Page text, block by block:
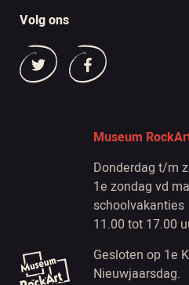
Volg ons
Museum
Donderdag t/m
1e zondag vd
schoolvakanties
11.00 tot 17.00
Gesloten op 1e
Nieuwjaarsdag.